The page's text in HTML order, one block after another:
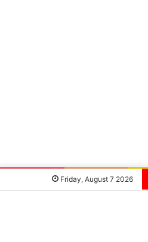
Friday, August 7 2026